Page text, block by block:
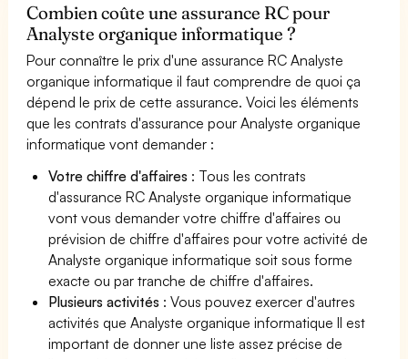
Combien coûte une assurance RC pour
Analyste organique informatique ?
Pour connaître le prix d'une assurance RC Analyste
organique informatique il faut comprendre de quoi ça
dépend le prix de cette assurance. Voici les éléments
que les contrats d'assurance pour Analyste organique
informatique vont demander :
Votre chiffre d'affaires : Tous les contrats
d'assurance RC Analyste organique informatique
vont vous demander votre chiffre d'affaires ou
prévision de chiffre d'affaires pour votre activité de
Analyste organique informatique soit sous forme
exacte ou par tranche de chiffre d'affaires.
Plusieurs activités : Vous pouvez exercer d'autres
activités que Analyste organique informatique Il est
important de donner une liste assez précise de